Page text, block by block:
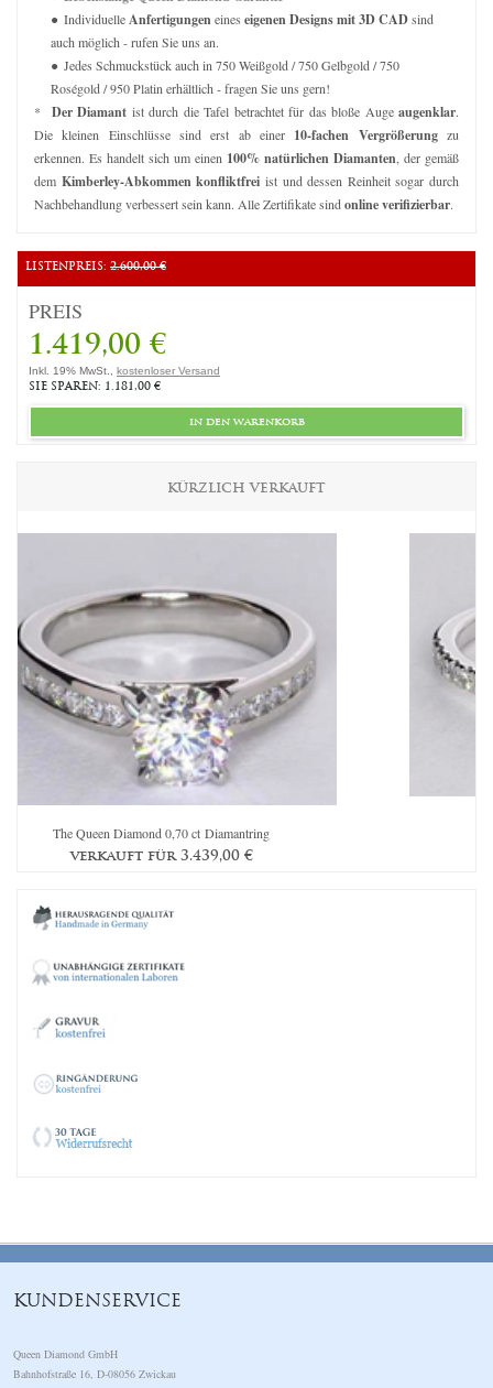
IndividuelleAnfertigungeneines eigenen Designs mit 3D CADsind
auch möglich - rufen Sie uns an.
Jedes Schmuckstück auch in 750 Weißgold / 750 Gelbgold / 750
Roségold / 950 Platin erhältlich - fragen Sie uns gern!
* Der Diamant ist durch die Tafel betrachtet für das bloße Augeaugenklar.
Die kleinen Einschlüsse sind erst ab einer 10-fachen Vergrößerungzu
erkennen. Es handelt sich um einen 100% natürlichen Diamanten , der gemäß
dem Kimberley-Abkommen konfliktfrei ist und dessen Reinheit sogar durch
Nachbehandlung verbessert sein kann. Alle Zertifikate sindonline verifizierbar.
LISTENPREIS: 2.600,00 €
PREIS
1.419,00 €
Inkl. 19% MwSt., kostenloser Versand
SIE SPAREN: 1.181,00 €
in den warenkorb
KÜRZLICH VERKAUFT
The Queen Diamond 0,70 ct Diamantring
verkauft für3.439,00€
KUNDENSERVICE
Queen Diamond GmbH
Bahnhofstraße 16, D-08056 Zwickau